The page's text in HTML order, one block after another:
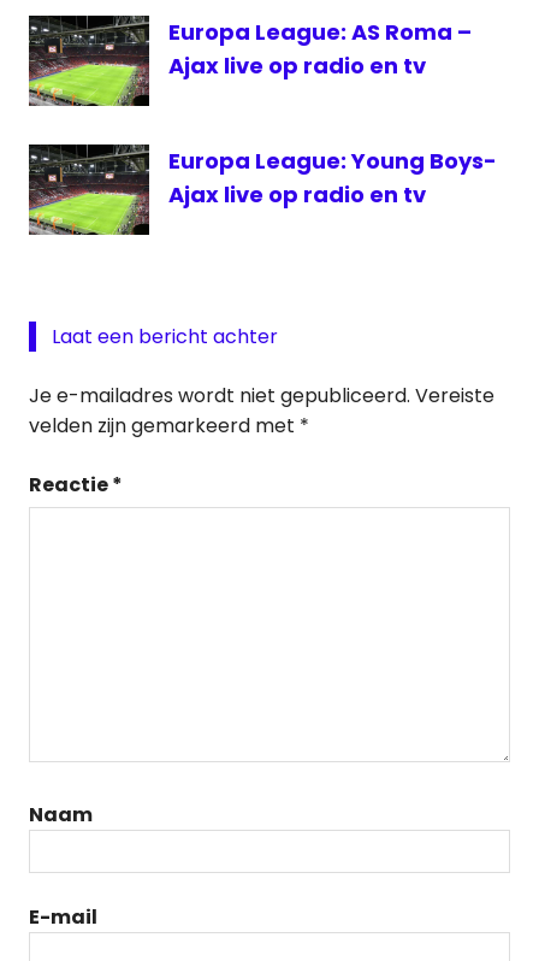
Europa League: AS Roma –
Ajax live op radio en tv
Europa League: Young Boys-
Ajax live op radio en tv
Laat een bericht achter
Je e-mailadres wordt niet gepubliceerd. Vereiste
velden zijn gemarkeerd met *
Reactie*
Naam
E-mail